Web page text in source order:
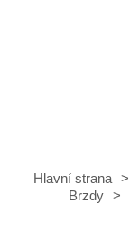
Hlavní strana >
Brzdy >